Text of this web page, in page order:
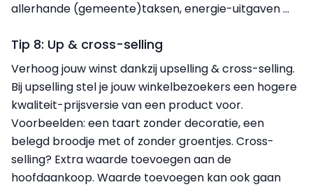
allerhande (gemeente)taksen, energie-uitgaven …
Tip 8: Up & cross-selling
Verhoog jouw winst dankzij upselling & cross-selling.
Bij upselling stel je jouw winkelbezoekers een hogere
kwaliteit-prijsversie van een product voor.
Voorbeelden: een taart zonder decoratie, een
belegd broodje met of zonder groentjes. Cross-
selling? Extra waarde toevoegen aan de
hoofdaankoop. Waarde toevoegen kan ook gaan